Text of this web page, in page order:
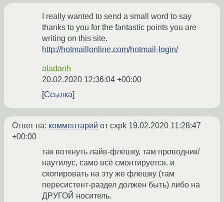
I really wanted to send a small word to say
thanks to you for the fantastic points you are
writing on this site.
http://hotmaillonline.com/hotmail-login/
aladanh
20.02.2020 12:36:04 +00:00
Ссылка
Ответ на: комментарий от cxpk 19.02.2020 11:28:47
+00:00
так воткнуть лайв-флешку, там проводник/
наутилус, само всё смонтируется. и
скопировать на эту же флешку (там
пересистент-раздел должен быть) либо на
ДРУГОЙ носитель.